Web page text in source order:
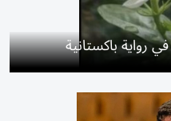
رواية باكستانية